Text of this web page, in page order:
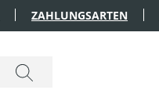
ZAHLUNGSARTEN